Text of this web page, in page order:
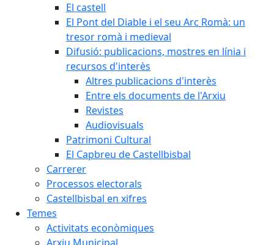
El castell
El Pont del Diable i el seu Arc Romà: un
tresor romà i medieval
Difusió: publicacions, mostres en línia i
recursos d'interès
Altres publicacions d'interès
Entre els documents de l'Arxiu
Revistes
Audiovisuals
Patrimoni Cultural
El Capbreu de Castellbisbal
Carrerer
Processos electorals
Castellbisbal en xifres
Temes
Activitats econòmiques